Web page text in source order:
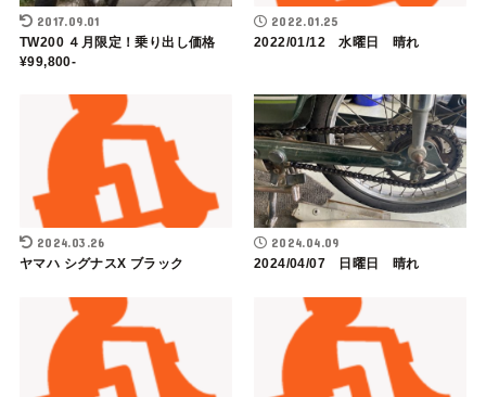
2017.09.01
TW200 ４月限定！乗り出し価格
¥99,800-
2022.01.25
2022/01/12 水曜日 晴れ
2024.03.26
ヤマハ シグナスX ブラック
2024.04.09
2024/04/07 日曜日 晴れ